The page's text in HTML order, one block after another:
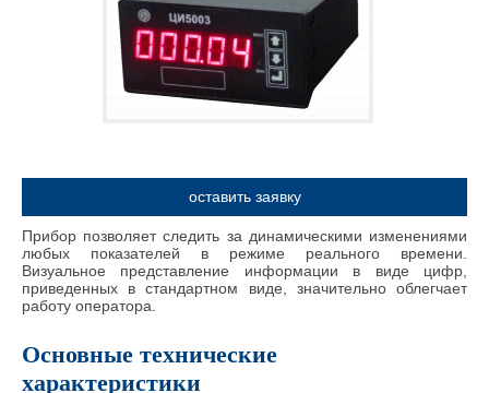
оставить заявку
Прибор позволяет следить за динамическими изменениями
любых показателей в режиме реального времени.
Визуальное представление информации в виде цифр,
приведенных в стандартном виде, значительно облегчает
работу оператора.
Основные технические
характеристики